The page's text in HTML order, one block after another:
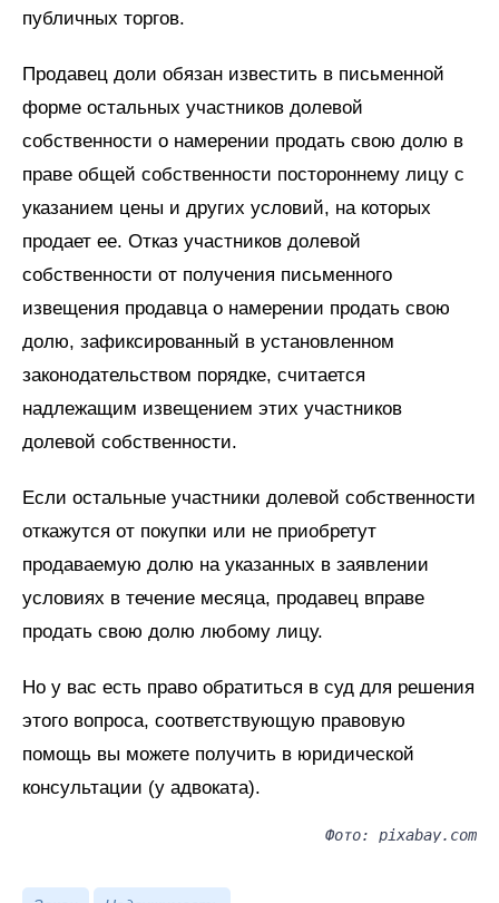
публичных торгов.
Продавец доли обязан известить в письменной
форме остальных участников долевой
собственности о намерении продать свою долю в
праве общей собственности постороннему лицу с
указанием цены и других условий, на которых
продает ее. Отказ участников долевой
собственности от получения письменного
извещения продавца о намерении продать свою
долю, зафиксированный в установленном
законодательством порядке, считается
надлежащим извещением этих участников
долевой собственности.
Если остальные участники долевой собственности
откажутся от покупки или не приобретут
продаваемую долю на указанных в заявлении
условиях в течение месяца, продавец вправе
продать свою долю любому лицу.
Но у вас есть право обратиться в суд для решения
этого вопроса, соответствующую правовую
помощь вы можете получить в юридической
консультации (у адвоката).
Фото: pixabay.com